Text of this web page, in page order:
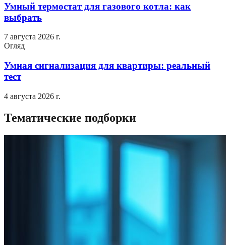
Умный термостат для газового котла: как
выбрать
7 августа 2026 г.
Огляд
Умная сигнализация для квартиры: реальный
тест
4 августа 2026 г.
Тематические подборки